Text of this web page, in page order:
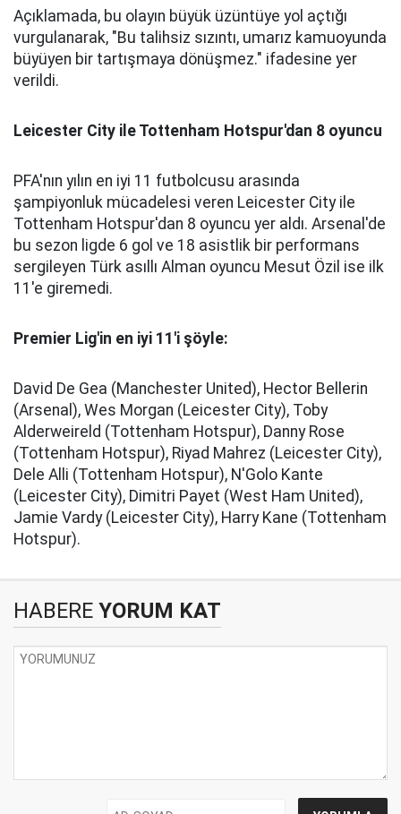
Açıklamada, bu olayın büyük üzüntüye yol açtığı
vurgulanarak, "Bu talihsiz sızıntı, umarız kamuoyunda
büyüyen bir tartışmaya dönüşmez." ifadesine yer
verildi.
Leicester City ile Tottenham Hotspur'dan 8 oyuncu
PFA'nın yılın en iyi 11 futbolcusu arasında
şampiyonluk mücadelesi veren Leicester City ile
Tottenham Hotspur'dan 8 oyuncu yer aldı. Arsenal'de
bu sezon ligde 6 gol ve 18 asistlik bir performans
sergileyen Türk asıllı Alman oyuncu Mesut Özil ise ilk
11'e giremedi.
Premier Lig'in en iyi 11'i şöyle:
David De Gea (Manchester United), Hector Bellerin
(Arsenal), Wes Morgan (Leicester City), Toby
Alderweireld (Tottenham Hotspur), Danny Rose
(Tottenham Hotspur), Riyad Mahrez (Leicester City),
Dele Alli (Tottenham Hotspur), N'Golo Kante
(Leicester City), Dimitri Payet (West Ham United),
Jamie Vardy (Leicester City), Harry Kane (Tottenham
Hotspur).
HABERE YORUM KAT